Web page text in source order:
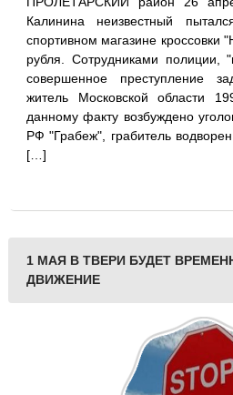
Калинина неизвестный
спортивном магазине кроссовки
рубля. Сотрудниками полиции,
совершенное преступление
житель Московской области
данному факту возбуждено
РФ "Грабеж", грабитель
[…]
1 МАЯ В ТВЕРИ БУДЕТ
ДВИЖЕНИЕ